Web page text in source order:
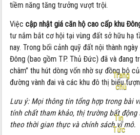
Trang
chủ
-
Tin
Tức
tiềm năng tăng trưởng vượt trội.
Việccập nhật giá căn hộ cao cấp khu
tư nắm bắt cơ hội tại vùng đất sở hữu hạ
nay. Trong bối cảnh quỹ đất nội thành
Đông (bao gồm TP. Thủ Đức) đã và đang
châm” thu hút dòng vốn nhờ sự đồng bộ
đường vành đai và các khu đô thị biểu
Lưu ý: Mọi thông tin tổng hợp trong bài
tính chất tham khảo, thị trường bất động
theo thời gian thực và chính sách vĩ mô.